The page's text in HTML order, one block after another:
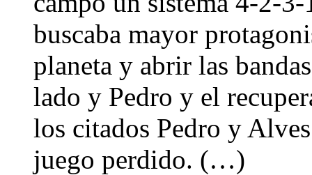
buscaba mayor
planeta y abrir las
lado y Pedro y el
los citados Pedro y
juego perdido. (…)